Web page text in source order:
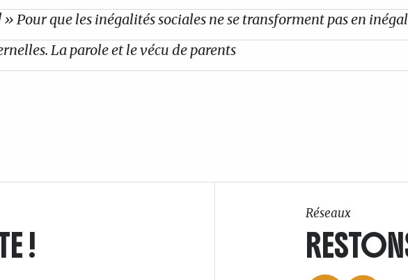
Pour que les inégalités sociales ne se transforment pas en
La parole et le vécu de parents
!
Réseaux